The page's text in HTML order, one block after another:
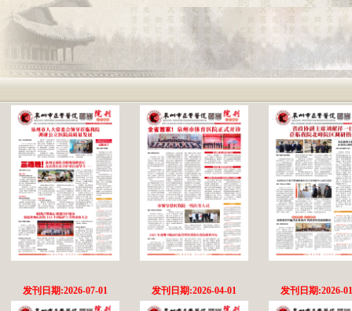
发刊日期:2026-07-01 发刊日期:2026-04-01 发刊日期:2026-